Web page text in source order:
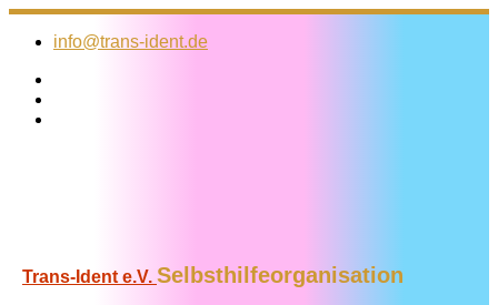
Zum
Inhalt
info@trans-ident.de
Trans-Ident e.V. Selbsthilfeorganisation